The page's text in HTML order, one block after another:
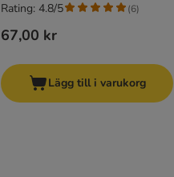
67,00 kr
Rating: 4.8/5 (6)
Lägg till i varukorg